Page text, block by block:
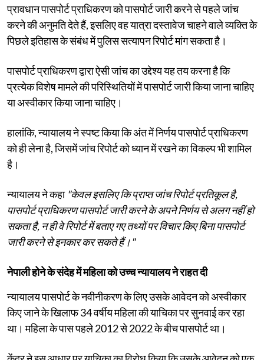
प्रावधान पासपोर्ट प्राधिकरण को पासपोर्ट जारी करने से पहले जांच
करने की अनुमति देते हैं, इसलिए वह यात्रा दस्तावेज चाहने वाले व्यक्ति के
पिछले इतिहास के संबंध में पुलिस सत्यापन रिपोर्ट मांग सकता है।
पासपोर्ट प्राधिकरण द्वारा ऐसी जांच का उद्देश्य यह तय करना है कि
प्रत्येक विशेष मामले की परिस्थितियों में पासपोर्ट जारी किया जाना चाहिए
या अस्वीकार किया जाना चाहिए।
हालांकि, न्यायालय ने स्पष्ट किया कि अंत में निर्णय पासपोर्ट प्राधिकरण
को ही लेना है, जिसमें जांच रिपोर्ट को ध्यान में रखने का विकल्प भी शामिल
है।
न्यायालय ने कहा "केवल इसलिए कि प्राप्त जांच रिपोर्ट प्रतिकूल है,
पासपोर्ट प्राधिकरण पासपोर्ट जारी करने के अपने निर्णय से अलग नहीं हो
सकता है, न ही वे रिपोर्ट में बताए गए तथ्यों पर विचार किए बिना पासपोर्ट
जारी करने से इनकार कर सकते हैं।"
नेपाली होने के संदेह में महिला को उच्च न्यायालय ने राहत दी
न्यायालय पासपोर्ट के नवीनीकरण के लिए उसके आवेदन को अस्वीकार
किए जाने के खिलाफ 34 वर्षीय महिला की याचिका पर सुनवाई कर रहा
था। महिला के पास पहले 2012 से 2022 के बीच पासपोर्ट था।